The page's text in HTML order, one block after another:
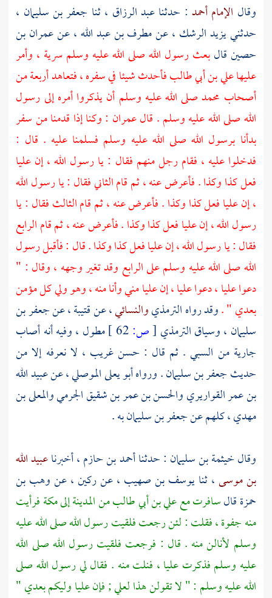
وقال الإمام أحمد : حدثناعبد الرزاق ، ثنا جعفر بن سليمان ،
حدثنييزيد الرشك ، عنمطرف بن عبد الله، عنعمران بن
حصينقالبعث رسول الله صلى الله عليه وسلم سرية ، وأمر
عليهاعلي بن أبي طالبفأحدث شيئا في سفره ، فتعاهد أربعة من
أصحاب محمدصلى الله عليه وسلم أن يذكروا أمره إلى رسول
الله صلى الله عليه وسلم . قالعمران : وكنا إذا قدمنا من سفر
بدأنا برسول الله صلى الله عليه وسلم فسلمنا عليه . قال :
فدخلوا عليه ، فقام رجل منهم فقال : يا رسول الله ، إنعليا
فعل كذا وكذا . فأعرض عنه ، ثم قام الثاني فقال : يا رسول الله
، إنعليافعل كذا وكذا . فأعرض عنه ، ثم قام الثالث فقال : يا
رسول الله ، إنعليافعل كذا وكذا . فأعرض عنه ، ثم قام الرابع
فقال : يا رسول الله ، إنعليافعل كذا وكذا . قال : فأقبل رسول
الله صلى الله عليه وسلم على الرابع وقد تغير وجهه ، وقال : "
دعواعليا، دعواعليا، إنعليامني وأنا منه ، وهو ولي كل مؤمن
بعدي " .وقد رواهالترمذيوالنسائي، عنقتيبة، عنجعفر بن
سليمان ، وسياقالترمذي [ص:
مطول ، وفيه أنه أصاب
جارية من السبي . ثم قال : حسن غريب ، لا نعرفه إلا من
حديثجعفر بن سليمان. ورواهأبو يعلى الموصلي، عنعبيد الله
بن عمر القواريريوالحسن بن عمر بن شقيق الجرميوالمعلى بن
مهدي، كلهم عنجعفر بن سليمانبه .
وقالخيثمة بن سليمان : حدثناأحمد بن حازم، أخبرناعبيد الله
بن موسى، ثنايوسف بن صهيب ، عنركين، عنوهب بن
حمزةقالسافرت مععلي بن أبي طالبمنالمدينةإلىمكةفرأيت
منه جفوة ، فقلت : لئن رجعت فلقيت رسول الله صلى الله عليه
وسلم لأنالن منه . قال : فرجعت فلقيت رسول الله صلى الله
عليه وسلم فذكرتعليا، فنلت منه . فقال لي رسول الله صلى
الله عليه وسلم : " لا تقولن هذالعلي; فإنعلياوليكم بعدي "